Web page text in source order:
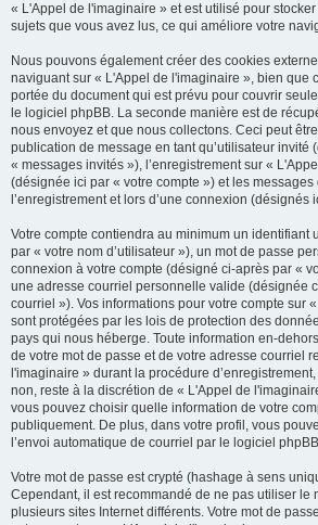
« L'Appel de l'imaginaire » et est utilisé pour
sujets que vous avez lus, ce qui améliore votre
Nous pouvons également créer des cookies
naviguant sur « L'Appel de l'imaginaire », bien que
portée du document qui est prévu pour couvrir
le logiciel phpBB. La seconde manière est de
nous envoyez et que nous collectons. Ceci peut
publication de message en tant qu’utilisateur invité
« messages invités »), l’enregistrement sur «
(désignée ici par « votre compte ») et les
l’enregistrement et lors d’une connexion (désignés
Votre compte contiendra au minimum un identifiant
par « votre nom d’utilisateur »), un mot de passe
connexion à votre compte (désigné ci-après par «
une adresse courriel personnelle valide (désignée
courriel »). Vos informations pour votre compte sur
sont protégées par les lois de protection des
pays qui nous héberge. Toute information en-
de votre mot de passe et de votre adresse courriel
l'imaginaire » durant la procédure
non, reste à la discrétion de « L'Appel de
vous pouvez choisir quelle information de votre
publiquement. De plus, dans votre profil, vous
l’envoi automatique de courriel par le logiciel
Votre mot de passe est crypté (hashage à sens
Cependant, il est recommandé de ne pas utiliser le
plusieurs sites Internet différents. Votre mot de